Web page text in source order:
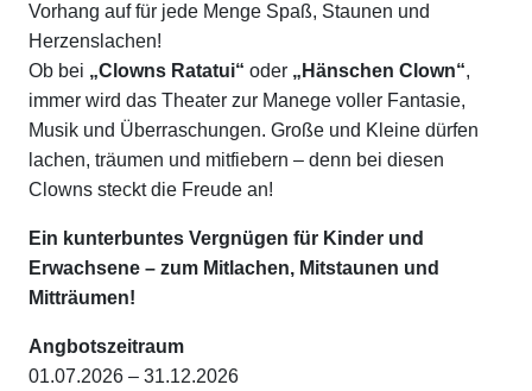
Vorhang auf für jede Menge Spaß, Staunen und
Herzenslachen!
Ob bei „Clowns Ratatui“ oder „Hänschen Clown“,
immer wird das Theater zur Manege voller Fantasie,
Musik und Überraschungen. Große und Kleine dürfen
lachen, träumen und mitfiebern – denn bei diesen
Clowns steckt die Freude an!
Ein kunterbuntes Vergnügen für Kinder und
Erwachsene – zum Mitlachen, Mitstaunen und
Mitträumen!
Angbotszeitraum
01.07.2026 – 31.12.2026